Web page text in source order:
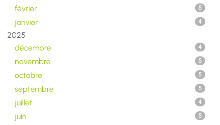
février 5
janvier 4
2025
décembre
4
novembre 5
octobre 5
septembre 5
juillet 4
juin 5